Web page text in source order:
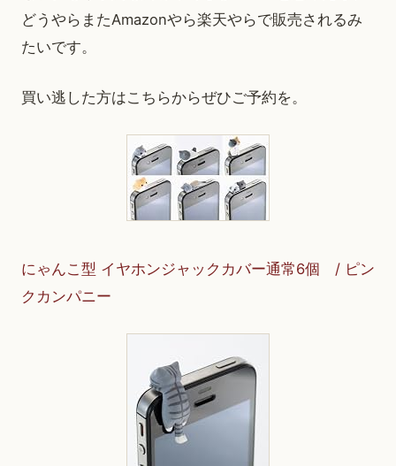
どうやらまたAmazonやら楽天やらで販売されるみ
たいです。
買い逃した方はこちらからぜひご予約を。
にゃんこ型 イヤホンジャックカバー通常6個 / ピン
クカンパニー